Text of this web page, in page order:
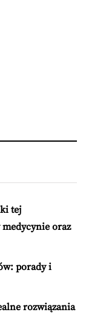
tej
oraz
porady i
rozwiązania